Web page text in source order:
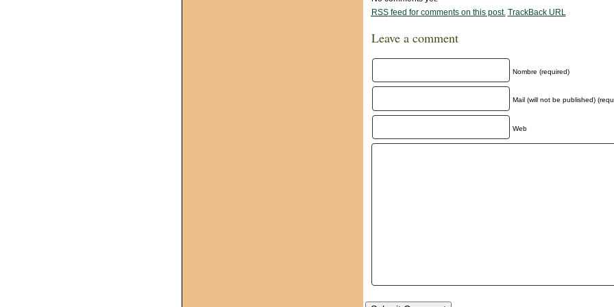
RSSfeed for comments on this post. TrackBack URL
Leave a comment
Nombre (required)
Mail (will not be published)
Web